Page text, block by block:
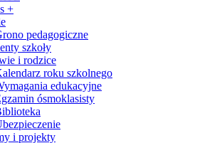
+
pedagogiczne
szkoły
i rodzice
roku szkolnego
edukacyjne
ósmoklasisty
i projekty